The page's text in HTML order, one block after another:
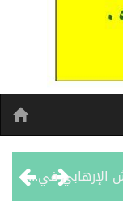
القبض على خلية تابعة لتنظيم داعش الإرهابي في سوريا